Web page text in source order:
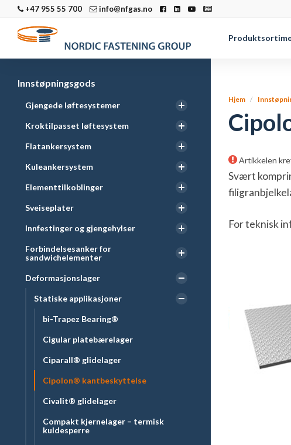
+47 955 55 700 info@nfgas.no
Innstøpningsgods
Gjengede løftesystemer
Kroktilpasset løftesystem
Flatankersystem
Kuleankersystem
Elementtilkoblinger
Sveiseplater
Innfestinger og gjengehylser
Forbindelsesanker for
sandwichelementer
Deformasjonslager
Statiske applikasjoner
bi-Trapez Bearing®
Cigular platebærelager
Ciparall® glidelager
Cipolon® kantbeskyttelse
Civalit® glidelager
Compakt kjernelager – termisk
kuldesperre
Hjem
Artikkelen
Svært
For teknisk